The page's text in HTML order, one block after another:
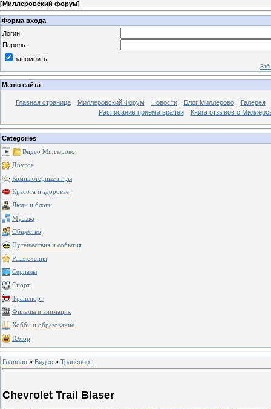
[Миллеровский форум]
Форма входа
Логин:
Пароль:
запомнить
Меню сайта
Главная страница Миллеровский Форум Новости Блог Миллерово
Галерея
Расписание приема врачей
Книга отзывов о
Categories
Видео Миллерово
Другое
Компьютерные игры
Красота и здоровье
Люди и блоги
Музыка
Общество
Путешествия и события
Развлечения
Сериалы
Спорт
Транспорт
Фильмы и анимация
Хобби и образование
Юмор
Главная » Видео » Транспорт
Chevrolet Trail Blaser